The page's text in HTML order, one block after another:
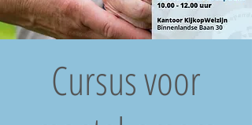
Cursus voor